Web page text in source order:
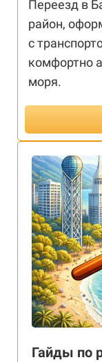
Переезд в
район,
с
комфортно
моря.
Гайды по